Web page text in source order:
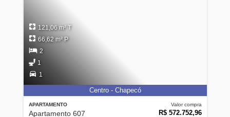
APARTAMENTO
Apartamento 607
Valor compra
R$ 572.752,96
121,06 m² T
66,62 m² P
2
1
1
Centro - Chapecó